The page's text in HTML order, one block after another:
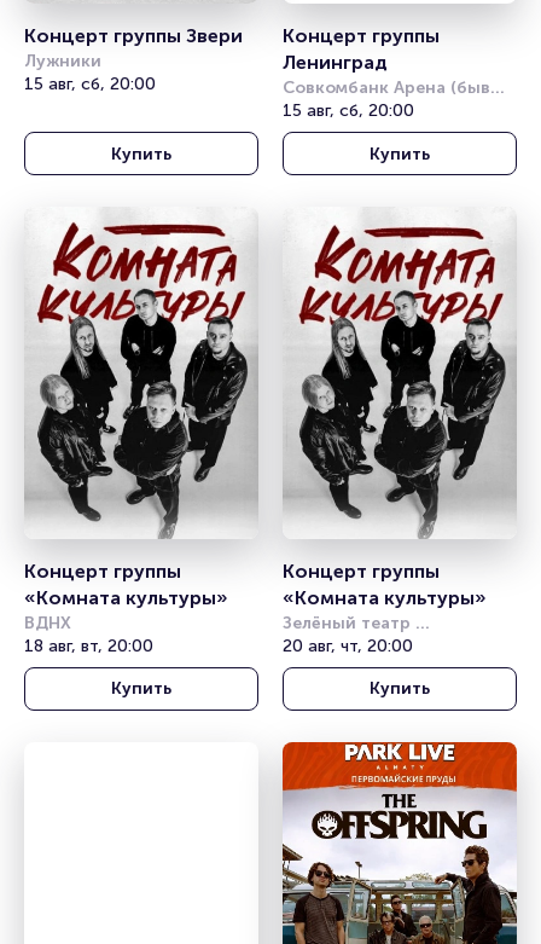
Концерт группы Звери
Лужники
15 авг, сб, 20:00
Купить
Концерт группы
Ленинград
Совкомбанк Арена (бывш.
Стадион «Нижний
Новгород»)
15 авг, сб, 20:00
Купить
Концерт группы
«Комната культуры»
ВДНХ
18 авг, вт, 20:00
Купить
Концерт группы
«Комната культуры»
Зелёный театр
(Ставрополь)
20 авг, чт, 20:00
Купить